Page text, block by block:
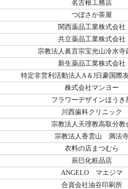
名古根工務店
つぼさか茶屋
関西薬品工業株式会社
共立薬品工業株式会社
宗教法人眞言宗宝光山冷水寺
新生薬品工業株式会社
特定非営利活動法人A＆J日豪国際
株式会社マンヨー
フラワーデザインほうき
川西歯科クリニック
宗教法人天理教高取分教
宗教法人香雲山 満法
衣料の店まつむら
辰巳化粧品店
ANGELO マエジマ
合資会社油谷印刷所